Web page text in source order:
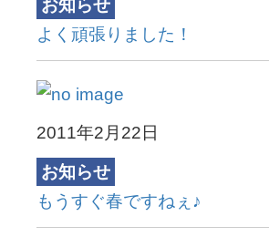
お知らせ
よく頑張りました！
2011年2月22日
お知らせ
もうすぐ春ですねぇ♪